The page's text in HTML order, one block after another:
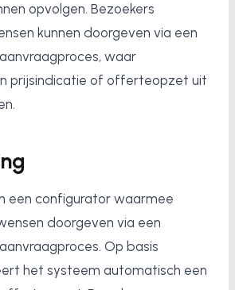
opvolgen. Bezoekers
kunnen doorgeven via een
waar
prijsindicatie of offerteopzet uit
een configurator waarmee
doorgeven via een
Op basis
het systeem automatisch een